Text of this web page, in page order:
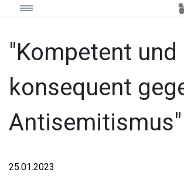
"Kompetent und
konsequent
25.01.2023